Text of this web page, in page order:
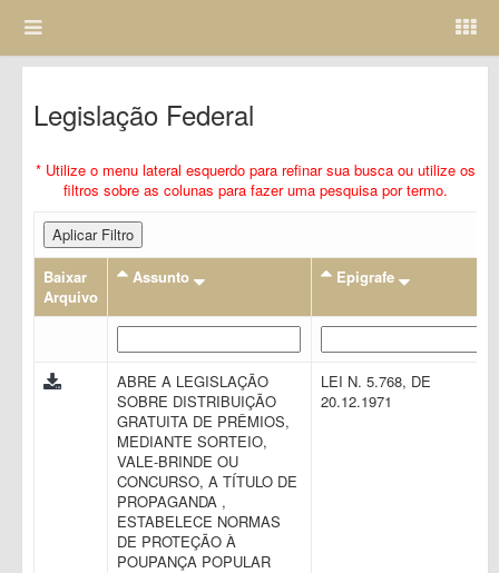
Legislação Federal
* Utilize o menu lateral esquerdo para refinar sua busca ou utilize os
filtros sobre as colunas para fazer uma pesquisa por termo.
Aplicar Filtro
Baixar
Arquivo
Assunto Epigrafe
ABRE A LEGISLAÇÃO
SOBRE DISTRIBUIÇÃO
GRATUITA DE PRÊMIOS,
MEDIANTE SORTEIO,
VALE-BRINDE OU
CONCURSO, A TÍTULO DE
PROPAGANDA ,
ESTABELECE NORMAS
DE PROTEÇÃO À
POUPANÇA POPULAR
LEI N. 5.768, DE
20.12.1971